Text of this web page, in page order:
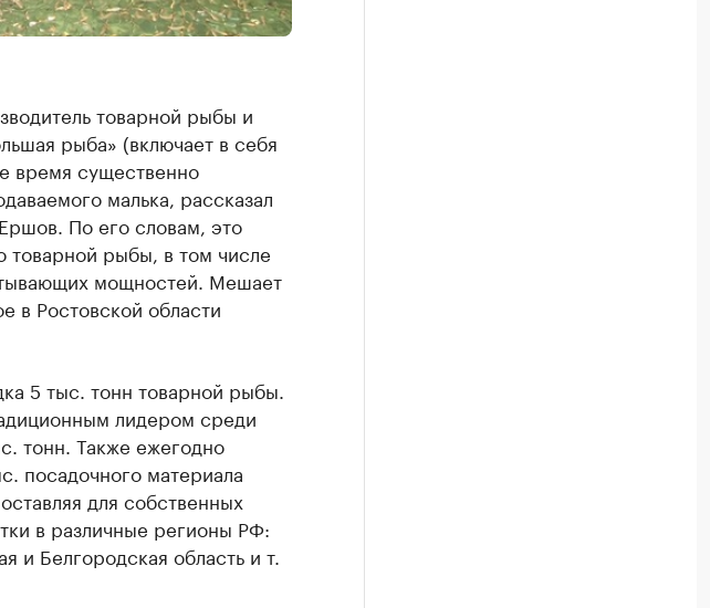
товарной рыбы и
рыба» (включает в себя
время существенно
малька, рассказал
По его словам, это
товарной рыбы, в том числе
мощностей. Мешает
в Ростовской области
5 тыс. тонн товарной рыбы.
лидером среди
тонн. Также ежегодно
посадочного материала
для собственных
в различные регионы РФ:
и Белгородская область и т.